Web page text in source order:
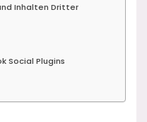
Inhalten Dritter
Social Plugins